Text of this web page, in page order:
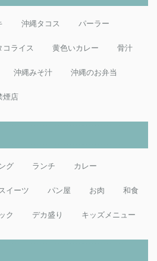
沖縄タコス パーラー
コライス 黄色いカレー 骨汁
沖縄みそ汁 沖縄のお弁当
煙店
グ ランチ カレー
イーツ パン屋 お肉 和食
ク デカ盛り キッズメニュー